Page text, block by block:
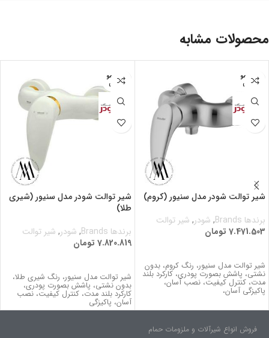
محصولات مشابه
اتمام مو
جودی
شیر توالت شودر مدل سنیور (کروم)
برندها Brands
, شودر, شیر توالت
7.471.503 تومان
شیر توالت مدل سنیور، رنگ کروم، بدون
نشتي، پاشش بصورت پودری، کارکرد بلند
مدت، كنترل كيفيت، نصب آسان،
پاکیزگی آسان،
اتمام مو
جودی
شیر توالت شودر مدل سنیور (شیری
طلا)
برندها Brands
, شودر, شیر توالت
7.820.819 تومان
شیر توالت مدل سنیور، رنگ شیری طلا،
بدون نشتي، پاشش بصورت پودری،
کارکرد بلند مدت، كنترل كيفيت، نصب
آسان، پاکیزگی
فروش انواع شیرآلات و ملزومات حمام